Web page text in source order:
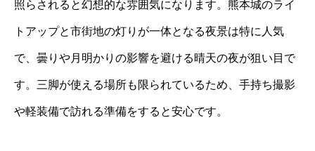
照らされると幻想的な雰囲気になります。熊本城のライ
トアップと市街地の灯りが一体となる夜景は特に人気
で、曇りや月明かりの影響を避ける晴天の夜が狙い目で
す。三脚が使える場所も限られているため、手持ち撮影
や軽装備で訪れる準備をすると安心です。